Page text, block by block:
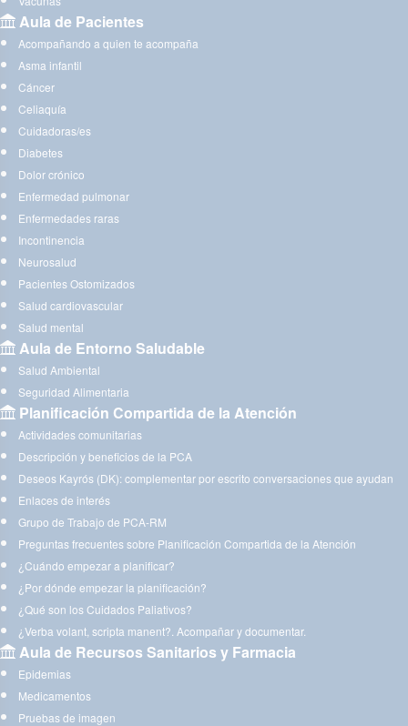
Aula de Pacientes
Acompañando a quien te acompaña
Asma infantil
Cáncer
Celiaquía
Cuidadoras/es
Diabetes
Dolor crónico
Enfermedad pulmonar
Enfermedades raras
Incontinencia
Neurosalud
Pacientes Ostomizados
Salud cardiovascular
Salud mental
Aula de Entorno Saludable
Salud Ambiental
Seguridad Alimentaria
Planificación Compartida de la Atención
Actividades comunitarias
Descripción y beneficios de la PCA
Deseos Kayrós (DK): complementar por escrito conversaciones que ayudan
Enlaces de interés
Grupo de Trabajo de PCA-RM
Preguntas frecuentes sobre Planificación Compartida de la Atención
¿Cuándo empezar a planificar?
¿Por dónde empezar la planificación?
¿Qué son los Cuidados Paliativos?
¿Verba volant, scripta manent?. Acompañar y documentar.
Aula de Recursos Sanitarios y Farmacia
Epidemias
Medicamentos
Pruebas de imagen